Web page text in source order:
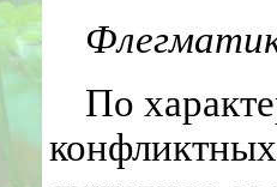
По